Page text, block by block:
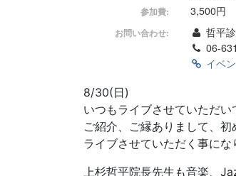
参加費: 3,500円
お問い合わせ:
哲平
06-
イベ
8/30(日)
いつもライブさせていただ
ご紹介、ご縁ありまして、
ライブさせていただく事にな
上杉哲平院長先生も音楽、